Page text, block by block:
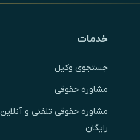
خدمات
جستجوی وکیل
مشاوره حقوقی
مشاوره حقوقی تلفنی و آنلاین
رایگان